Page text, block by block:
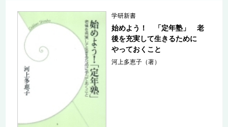
学研新書
始めよう！ 「定年塾」 老
後を充実して生きるために
やっておくこと
河上多恵子（著）